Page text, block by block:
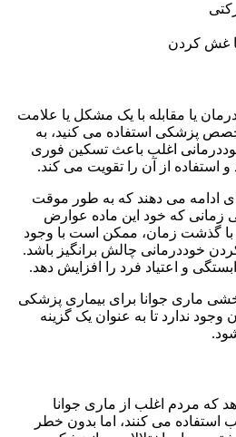
غش کردن
یا مقابله با یک مشکل یا علامت
پزشکی استفاده می کنید، به
اغلب باعث تسکین فوری
استفاده از آن را تقویت می کند.
ادامه می دهند که به طور موقت
زمانی که خود این ماده عوارض
با گذشت زمان، ممکن است با وجود
خوددرمانی چالش برانگیز باشد.
و اعتیاد فرد را افزایش دهد.
ماری جوانا برای بیماری پزشکی
ندارد تا به عنوان یک گزینه
که مردم اغلب از ماری جوانا
می کنند، اما بدون خطر